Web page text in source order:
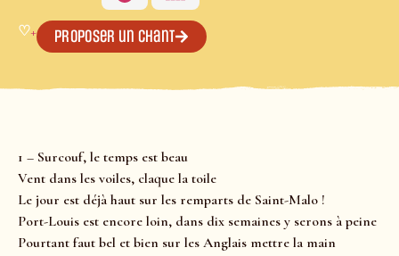
♡+ Proposer un chant
1 – Surcouf, le temps est beau
Vent dans les voiles, claque la toile
Le jour est déjà haut sur les remparts de Saint-Malo !
Port-Louis est encore loin, dans dix semaines y serons à peine
Pourtant faut bel et bien sur les Anglais mettre la main